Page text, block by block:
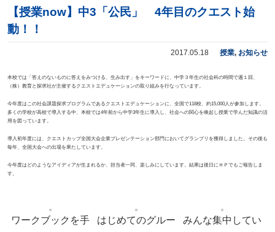
【授業now】中3「公民」 4年目のクエスト始
動！！
2017.05.18 授業, お知らせ
本校では「答えのないものに答えをみつける、生み出す」をキーワードに、中学３年生の社会科の時間で週１回、
（株）教育と探求社が主催するクエストエデュケーションの取り組みを行なっています。
今年度はこの社会課題探求プログラムであるクエストエデュケーションに、全国で118校、約15,000人が参加します。
多くの学校が高校で導入する中、本校では4年前から中学3年生に導入し、社会への関心を喚起し授業で学んだ知識の活
用を図っています。
導入初年度には、クエストカップ全国大会企業プレゼンテーション部門においてグランプリを獲得しました。その後も
毎年、全国大会への出場を果たしています。
今年度はどのようなアイディアが生まれるか、担当者一同、楽しみにしています。結果は後日にＨＰでもご報告しま
す。
ワークブックを手
はじめてのグルー
みんな集中してい